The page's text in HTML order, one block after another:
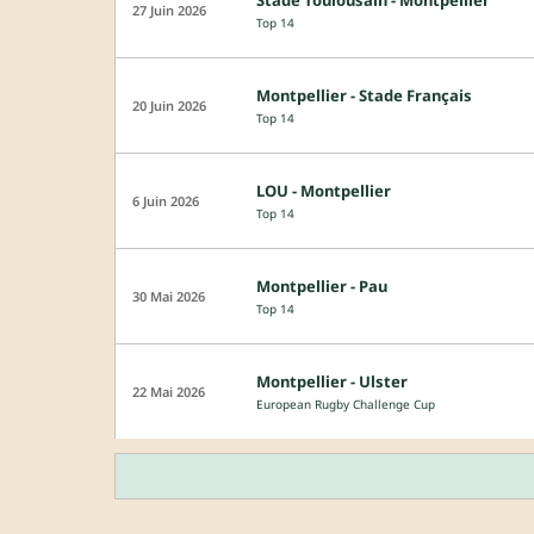
27 Juin 2026
Top 14
20 Juin 2026 Montpellier - Stade Français
Top 14
6 Juin 2026 LOU - Montpellier
Top 14
30 Mai 2026 Montpellier - Pau
Top 14
22 Mai 2026 Montpellier - Ulster
European Rugby Challenge Cup